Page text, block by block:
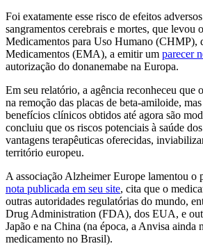
Foi exatamente esse risco de efeitos
sangramentos cerebrais e mortes, que levou
Medicamentos para Uso Humano (CHMP),
Medicamentos (EMA), a emitir um parecer
autorização do donanemabe na Europa.
Em seu relatório, a agência reconheceu que
na remoção das placas de beta-amiloide,
benefícios clínicos obtidos até agora são
concluiu que os riscos potenciais à saúde
vantagens terapêuticas oferecidas,
território europeu.
A associação Alzheimer Europe lamentou o
nota publicada em seu site, cita que o
outras autoridades regulatórias do mundo,
Drug Administration (FDA), dos EUA, e
Japão e na China (na época, a Anvisa ainda
medicamento no Brasil).